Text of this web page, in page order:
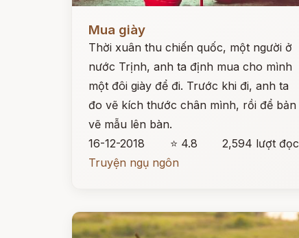
Mua giày
Thời xuân thu chiến quốc, một người ở
nước Trịnh, anh ta định mua cho mình
một đôi giày để đi. Trước khi đi, anh ta
đo vẽ kích thước chân mình, rồi để bản
vẽ mẫu lên bàn.
16-12-2018
⭐ 4.8
2,594 lượt đọc
Truyện ngụ ngôn